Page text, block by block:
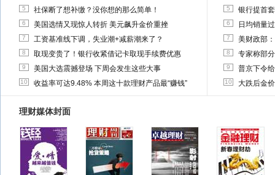
5 社保断了想补缴？没你想的那么简单！
6 美国选情又现惊人转折 美元飙升金价重挫
7 工资基准线下调，失业潮+减薪潮来了？
8 取现变贵了！银行收紧借记卡取现手续费优惠
9 美国大选震撼登场 下周会发生这些大事
10 收益率可达9.48% 本周这十款理财产品最“赚钱”
5 银行提首
6 日均销量
7 美财政部
8 专家称部
9 普京下令
10 大跌后金
理财媒体封面